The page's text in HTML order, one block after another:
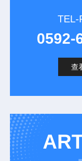
TEL-
0592-
查